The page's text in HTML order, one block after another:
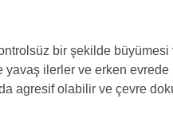
bir şekilde büyümesi
ilerler ve erken
agresif olabilir ve çevre